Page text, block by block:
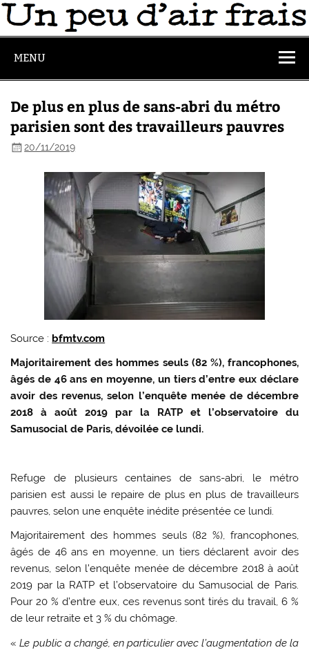
MENU
De plus en plus de sans-abri du métro
parisien sont des travailleurs pauvres
20/11/2019
Source : bfmtv.com
Majoritairement des hommes seuls (82 %), francophones,
âgés de 46 ans en moyenne, un tiers d’entre eux déclare
avoir des revenus, selon l’enquête menée de décembre
2018 à août 2019 par la RATP et l’observatoire du
Samusocial de Paris, dévoilée ce lundi.
Refuge de plusieurs centaines de sans-abri, le métro
parisien est aussi le repaire de plus en plus de travailleurs
pauvres, selon une enquête inédite présentée ce lundi.
Majoritairement des hommes seuls (82 %), francophones,
âgés de 46 ans en moyenne, un tiers déclarent avoir des
revenus, selon l’enquête menée de décembre 2018 à août
2019 par la RATP et l’observatoire du Samusocial de Paris.
Pour 20 % d’entre eux, ces revenus sont tirés du travail, 6 %
de leur retraite et 3 % du chômage.
«Le public a changé, en particulier avec l’augmentation de la